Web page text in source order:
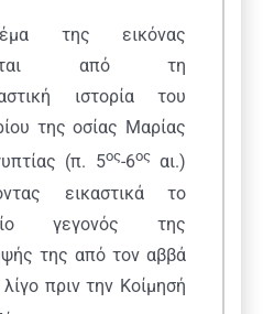
της εικόνας
από τη
ιστορία του
της οσίας Μαρίας
(π. 5ος-6οςαι.)
εικαστικά το
γεγονός της
της από τον αββά
πριν την Κοίμησή